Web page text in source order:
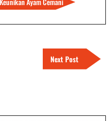
Next Post
Next
Post